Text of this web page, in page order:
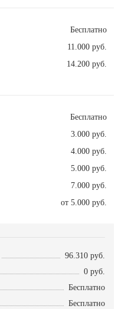
Бесплатно
11.000 руб.
14.200 руб.
Бесплатно
3.000 руб.
4.000 руб.
5.000 руб.
7.000 руб.
от 5.000 руб.
96.310 руб.
0 руб.
Бесплатно
Бесплатно